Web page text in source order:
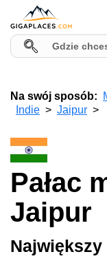
Na swój sposób:
Indie
Jaipur
Pałac
Jaipur
Największy